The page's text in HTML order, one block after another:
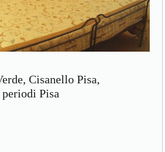
Cisanello Pisa,
Pisa